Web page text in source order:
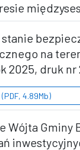
na
2025, druk nr
4.89Mb)
Wójta Gminy